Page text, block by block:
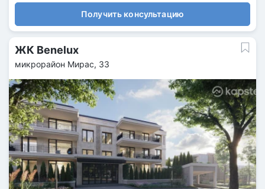
Получить консультацию
ЖК Benelux
микрорайон Мирас, 33